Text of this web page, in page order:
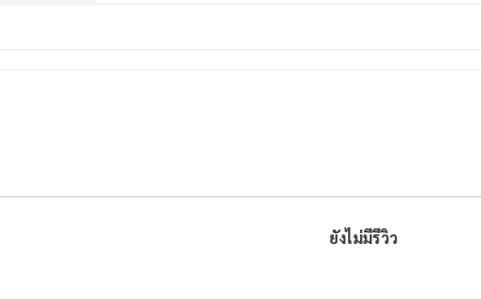
ยังไม่มีรีวิว